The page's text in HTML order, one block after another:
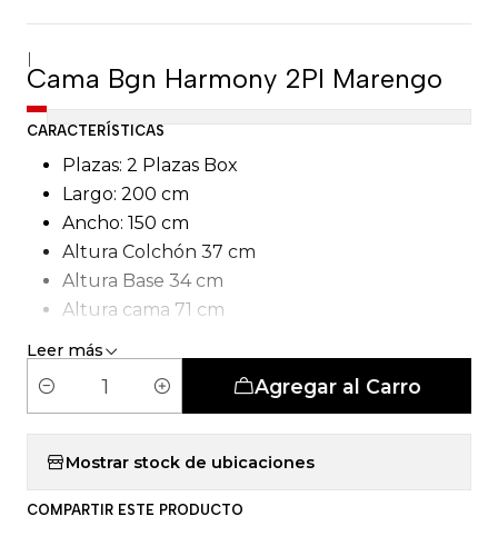
|
Cama Bgn Harmony 2Pl Marengo
CARACTERÍSTICAS
Plazas: 2 Plazas Box
Largo: 200 cm
Ancho: 150 cm
Altura Colchón 37 cm
Altura Base 34 cm
Altura cama 71 cm
Tipo de Carcasa: Pocket Smartcomfort
Leer más
t
i
Agregar al Carro
Mostrar stock de ubicaciones
COMPARTIR ESTE PRODUCTO